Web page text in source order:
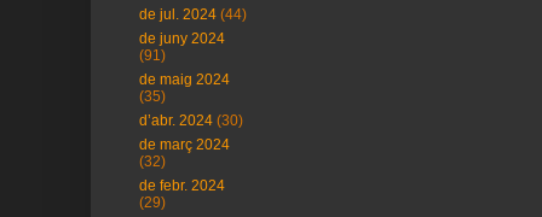
de jul. 2024 (44)
de juny 2024
(91)
de maig 2024
(35)
d’abr. 2024 (30)
de març 2024
(32)
de febr. 2024
(29)